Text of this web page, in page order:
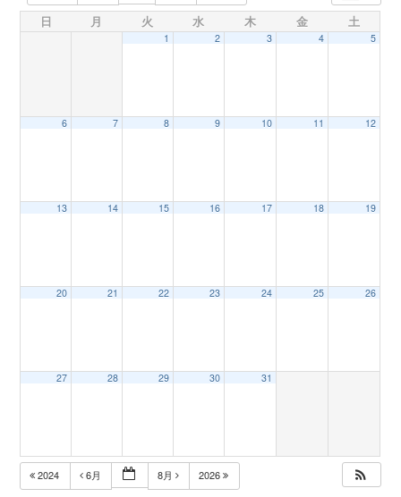
i
日 月 火 水 木 金 土
1 2 3 4 5
6 7 8 9 10 11 12
13 14 15 16 17 18 19
20 21 22 23 24 25 26
27 28 29 30 31
2024 6月 8月 2026